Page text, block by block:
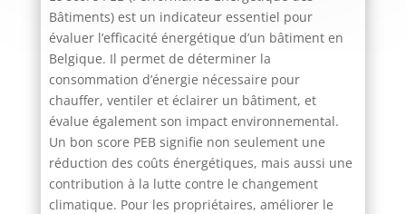
Bâtiments) est un indicateur essentiel pour
évaluer l’efficacité énergétique d’un bâtiment en
Belgique. Il permet de déterminer la
consommation d’énergie nécessaire pour
chauffer, ventiler et éclairer un bâtiment, et
évalue également son impact environnemental.
Un bon score PEB signifie non seulement une
réduction des coûts énergétiques, mais aussi une
contribution à la lutte contre le changement
climatique. Pour les propriétaires, améliorer le